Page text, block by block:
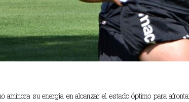
aminora su energía en alcanzar el estado óptimo para